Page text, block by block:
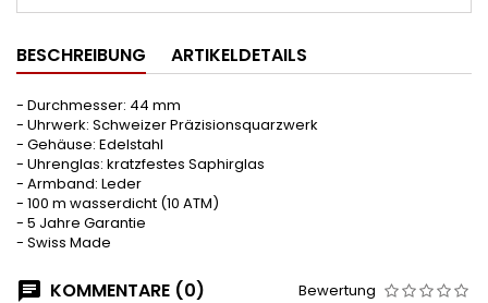
BESCHREIBUNG ARTIKELDETAILS
- Durchmesser: 44 mm
- Uhrwerk: Schweizer Präzisionsquarzwerk
- Gehäuse: Edelstahl
- Uhrenglas: kratzfestes Saphirglas
- Armband: Leder
- 100 m wasserdicht (10 ATM)
- 5 Jahre Garantie
- Swiss Made
KOMMENTARE (0) Bewertung